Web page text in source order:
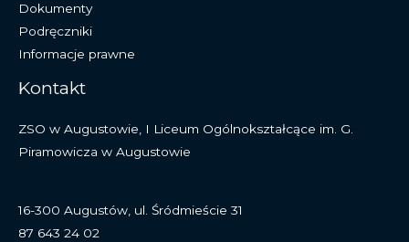
Dokumenty
Podręczniki
Informacje prawne
Kontakt
ZSO w Augustowie, I Liceum Ogólnokształcące im. G.
Piramowicza w Augustowie
16-300 Augustów, ul. Śródmieście 31
87 643 24 02